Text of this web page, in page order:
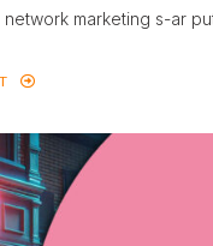
marketing s-ar